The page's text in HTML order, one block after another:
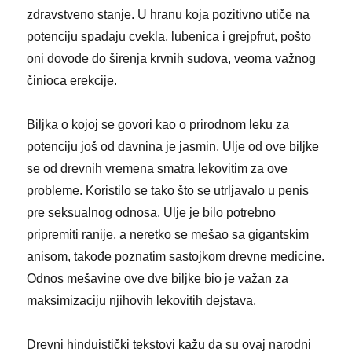
zdravstveno stanje. U hranu koja pozitivno utiče na
potenciju spadaju cvekla, lubenica i grejpfrut, pošto
oni dovode do širenja krvnih sudova, veoma važnog
činioca erekcije.
Biljka o kojoj se govori kao o prirodnom leku za
potenciju još od davnina je jasmin. Ulje od ove biljke
se od drevnih vremena smatra lekovitim za ove
probleme. Koristilo se tako što se utrljavalo u penis
pre seksualnog odnosa. Ulje je bilo potrebno
pripremiti ranije, a neretko se mešao sa gigantskim
anisom, takođe poznatim sastojkom drevne medicine.
Odnos mešavine ove dve biljke bio je važan za
maksimizaciju njihovih lekovitih dejstava.
Drevni hinduistički tekstovi kažu da su ovaj narodni